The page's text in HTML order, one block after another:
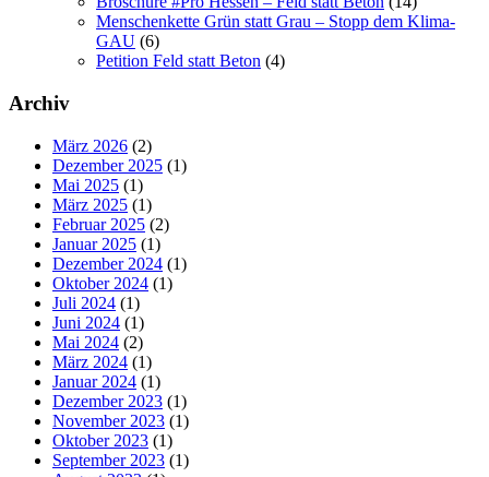
Menschenkette Grün statt Grau – Stopp dem Klima-
GAU (6)
Petition Feld statt Beton (4)
Archiv
März 2026 (2)
Dezember 2025 (1)
Mai 2025 (1)
März 2025 (1)
Februar 2025 (2)
Januar 2025 (1)
Dezember 2024 (1)
Oktober 2024 (1)
Juli 2024 (1)
Juni 2024 (1)
Mai 2024 (2)
März 2024 (1)
Januar 2024 (1)
Dezember 2023 (1)
November 2023 (1)
Oktober 2023 (1)
September 2023 (1)